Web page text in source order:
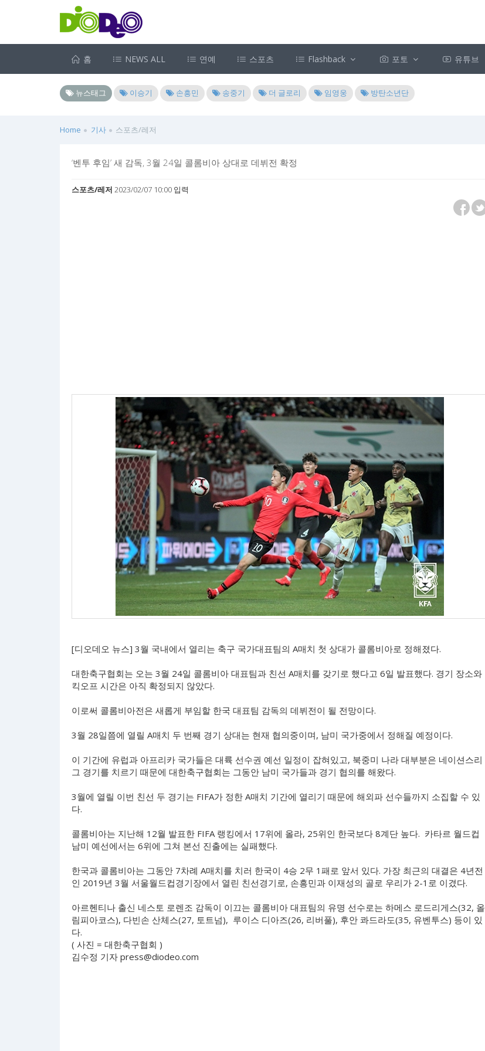
홈 NEWS ALL 연예 스포츠 Flashback 포토 유튜브
뉴스태그 이승기 손흥민 송중기 더 글로리 임영웅 방탄소년단
Home 기사 스포츠/레저
‘벤투 후임’ 새 감독, 3월 24일 콜롬비아 상대로 데뷔전 확정
스포츠/레저 2023/02/07 10:00 입력
[디오데오 뉴스] 3월 국내에서 열리는 축구 국가대표팀의 A매치 첫 상대가 콜롬비아로 정해졌다.
대한축구협회는 오는 3월 24일 콜롬비아 대표팀과 친선 A매치를 갖기로 했다고 6일 발표했다. 경기 장소와
킥오프 시간은 아직 확정되지 않았다.
이로써 콜롬비아전은 새롭게 부임할 한국 대표팀 감독의 데뷔전이 될 전망이다.
3월 28일쯤에 열릴 A매치 두 번째 경기 상대는 현재 협의중이며, 남미 국가중에서 정해질 예정이다.
이 기간에 유럽과 아프리카 국가들은 대륙 선수권 예선 일정이 잡혀있고, 북중미 나라 대부분은 네이션스리
그 경기를 치르기 때문에 대한축구협회는 그동안 남미 국가들과 경기 협의를 해왔다.
3월에 열릴 이번 친선 두 경기는 FIFA가 정한 A매치 기간에 열리기 때문에 해외파 선수들까지 소집할 수 있
다.
콜롬비아는 지난해 12월 발표한 FIFA 랭킹에서 17위에 올라, 25위인 한국보다 8계단 높다. 카타르 월드컵
남미 예선에서는 6위에 그쳐 본선 진출에는 실패했다.
한국과 콜롬비아는 그동안 7차례 A매치를 치러 한국이 4승 2무 1패로 앞서 있다. 가장 최근의 대결은 4년전
인 2019년 3월 서울월드컵경기장에서 열린 친선경기로, 손흥민과 이재성의 골로 우리가 2-1로 이겼다.
아르헨티나 출신 네스토 로렌조 감독이 이끄는 콜롬비아 대표팀의 유명 선수로는 하메스 로드리게스(32, 올
림피아코스), 다빈손 산체스(27, 토트넘), 루이스 디아즈(26, 리버풀), 후안 콰드라도(35, 유벤투스) 등이 있
다.
( 사진 = 대한축구협회 )
김수정 기자 press@diodeo.com